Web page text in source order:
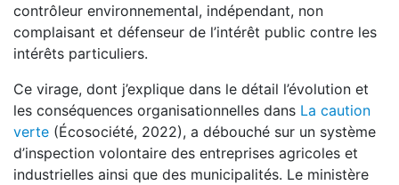
contrôleur environnemental, indépendant, non
complaisant et défenseur de l’intérêt public contre les
intérêts particuliers.
Ce virage, dont j’explique dans le détail l’évolution et
les conséquences organisationnelles dans La caution
verte (Écosociété, 2022), a débouché sur un système
d’inspection volontaire des entreprises agricoles et
industrielles ainsi que des municipalités. Le ministère